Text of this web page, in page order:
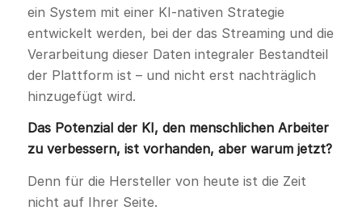
ein System mit einer KI-nativen Strategie
entwickelt werden, bei der das Streaming und die
Verarbeitung dieser Daten integraler Bestandteil
der Plattform ist – und nicht erst nachträglich
hinzugefügt wird.
Das Potenzial der KI, den menschlichen Arbeiter
zu verbessern, ist vorhanden, aber warum jetzt?
Denn für die Hersteller von heute ist die Zeit
nicht auf Ihrer Seite.